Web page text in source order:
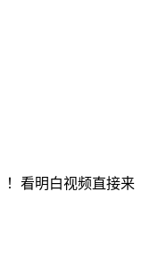
！看明白视频直接来